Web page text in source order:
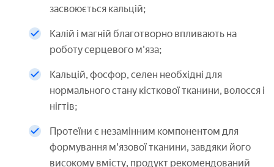
засвоюється кальцій;
Калій і магній благотворно впливають на
роботу серцевого м'яза;
Кальцій, фосфор, селен необхідні для
нормального стану кісткової тканини, волосся і
нігтів;
Протеїни є незамінним компонентом для
формування м'язової тканини, завдяки його
високому вмісту, продукт рекомендований